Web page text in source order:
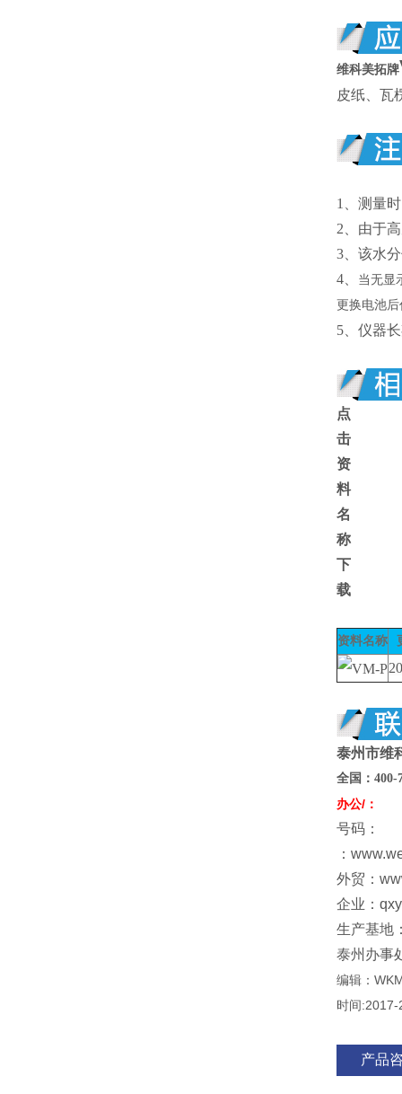
维科美拓牌
皮纸、瓦
1、 测量
2、 由于
3、 该水
4、
当无显
更换电池
5、仪器
点
击
资
料
名
称
下
载
资料名称
VM-P
泰州市维
全国： 400-
办公/：
号码：
：
外贸：
企业：
生产基地
泰州办事
编辑：
时间:2017-
产品